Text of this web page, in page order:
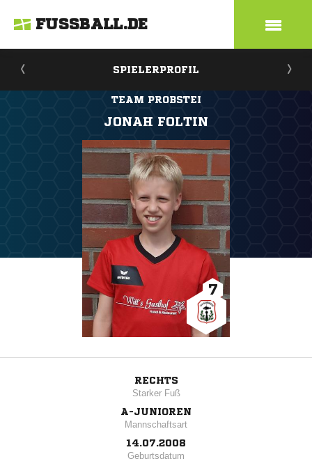
FUSSBALL.DE
SPIELERPROFIL
TEAM PROBSTEI
JONAH FOLTIN
7
RECHTS
Starker Fuß
A-JUNIOREN
Mannschaftsart
14.07.2008
Geburtsdatum